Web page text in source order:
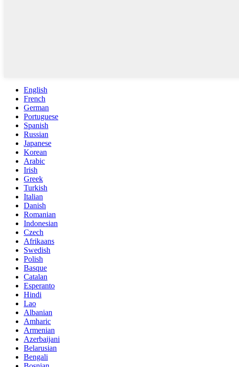
English
French
German
Portuguese
Spanish
Russian
Japanese
Korean
Arabic
Irish
Greek
Turkish
Italian
Danish
Romanian
Indonesian
Czech
Afrikaans
Swedish
Polish
Basque
Catalan
Esperanto
Hindi
Lao
Albanian
Amharic
Armenian
Azerbaijani
Belarusian
Bengali